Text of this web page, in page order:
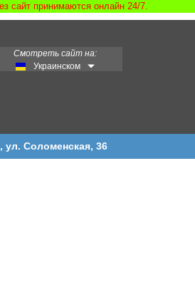
сайт принимаются онлайн 24/7.
Смотреть сайт на:
Украинском
ул. Соломенская, 36